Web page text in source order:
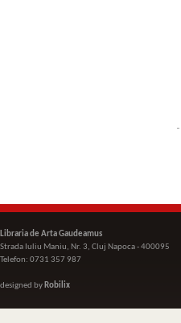
Libraria de Arta Gaudeamus
Strada Iuliu Maniu, Nr. 3, Cluj Napoca - 400095
Telefon: 0731 357 987
designed by Robilix